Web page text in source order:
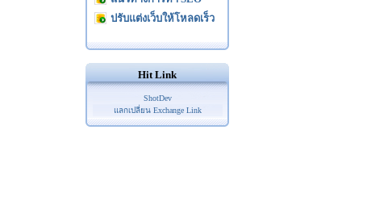
ปรับแต่งเว็บให้โหลดเร็ว
Hit Link
ShotDev
แลกเปลี่ยน Exchange Link